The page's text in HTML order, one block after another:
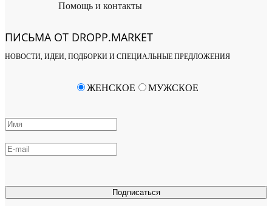
Помощь и контакты
ПИСЬМА ОТ DROPP.MARKET
НОВОСТИ, ИДЕИ, ПОДБОРКИ И СПЕЦИАЛЬНЫЕ ПРЕДЛОЖЕНИЯ
Подписаться
ЖЕНСКОЕ МУЖСКОЕ